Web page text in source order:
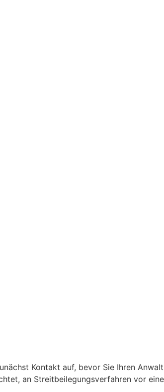
Kontakt auf, bevor Sie Ihren
an Streitbeilegungsverfahren vor